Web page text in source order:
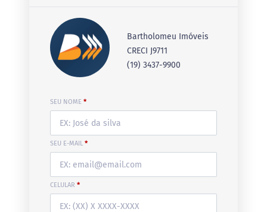
Bartholomeu Imóveis
CRECI J9711
(19) 3437-9900
SEU NOME *
SEU E-MAIL *
CELULAR *